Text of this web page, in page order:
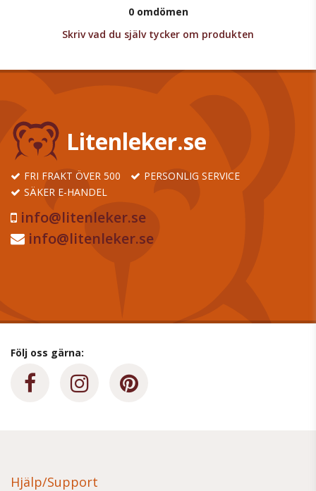
0 omdömen
Skriv vad du själv tycker om produkten
Litenleker.se
FRI FRAKT ÖVER 500
PERSONLIG SERVICE
SÄKER E-HANDEL
info@litenleker.se
info@litenleker.se
Följ oss gärna:
Hjälp/Support